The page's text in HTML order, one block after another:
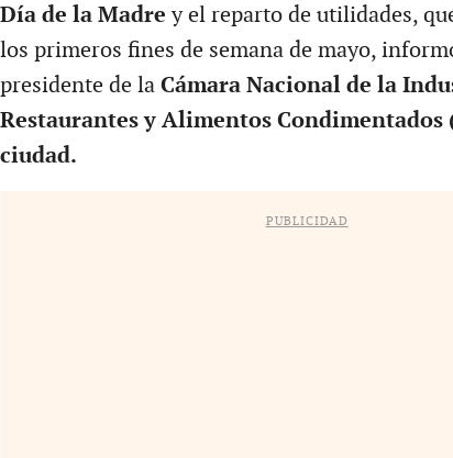
Día de la Madrey el reparto de utilidades,
los primeros fines de semana de mayo,
presidente de laCámara Nacional de la
Restaurantes y Alimentos Condimentados
ciudad.
PUBLICIDAD